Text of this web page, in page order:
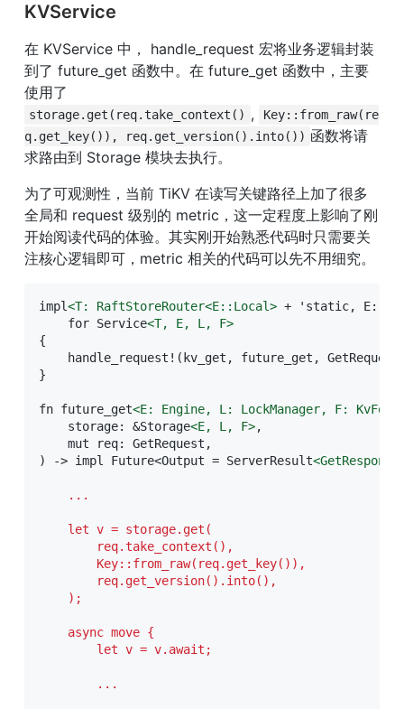
KVService
在 KVService 中， handle_request 宏将业务逻辑封装
到了 future_get 函数中。在 future_get 函数中，主要
使用了
storage.get(req.take_context() ,
Key::from_raw(re
q.get_key()), req.get_version().into()) 函数将请
求路由到 Storage 模块去执行。
为了可观测性，当前 TiKV 在读写关键路径上加了很多
全局和 request 级别的 metric，这一定程度上影响了刚
开始阅读代码的体验。其实刚开始熟悉代码时只需要关
注核心逻辑即可，metric 相关的代码可以先不用细究。
impl<T: RaftStoreRouter<E: :Local> + 'static, E:
    for Service
<T, E, L, F>
{
handle_request!(kv_get, future_get,
}
fn future_get<E: Engine, L: LockManager, F:
    storage: &Storage
<E, L, F>,
    mut req: GetRequest,
) -> impl Future<Output = ServerResult<GetResponse
    ...
    let v = storage.get(
        req.take_context(),
        Key::from_raw(req.get_key()),
        req.get_version().into(),
    );
    async move {
        let v = v.await;
        ...